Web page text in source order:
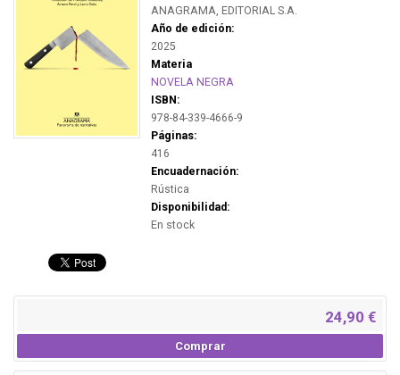
ANAGRAMA, EDITORIAL S.A.
Año de edición:
2025
Materia
NOVELA NEGRA
ISBN:
978-84-339-4666-9
Páginas:
416
Encuadernación:
Rústica
Disponibilidad:
En stock
24,90 €
Comprar